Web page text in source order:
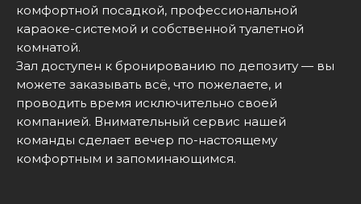
комфортной посадкой, профессиональной
караоке-системой и собственной туалетной
комнатой.
Зал доступен к бронированию по депозиту — вы
можете заказывать всё, что пожелаете, и
проводить время исключительно своей
компанией. Внимательный сервис нашей
команды сделает вечер по-настоящему
комфортным и запоминающимся.